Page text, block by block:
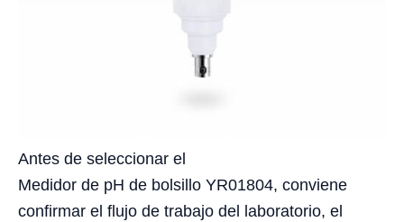
Antes de seleccionar el
Medidor de pH de bolsillo YR01804, conviene
confirmar el flujo de trabajo del laboratorio, el